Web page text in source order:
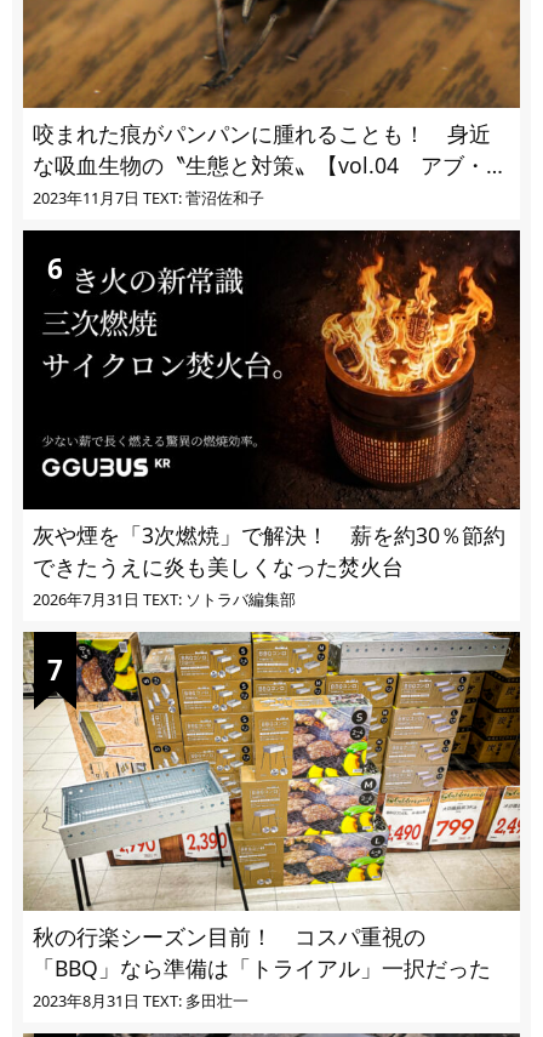
咬まれた痕がパンパンに腫れることも！ 身近
な吸血生物の〝生態と対策〟【vol.04 アブ・ブ
ユ・ヌカカ】
2023年11月7日 TEXT: 菅沼佐和子
灰や煙を「3次燃焼」で解決！ 薪を約30％節約
できたうえに炎も美しくなった焚火台
2026年7月31日 TEXT: ソトラバ編集部
秋の行楽シーズン目前！ コスパ重視の
「BBQ」なら準備は「トライアル」一択だった
2023年8月31日 TEXT: 多田壮一